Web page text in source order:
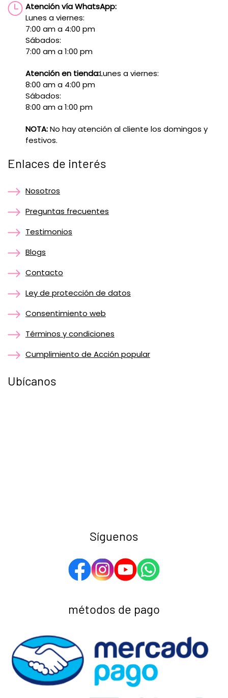
Atención vía WhatsApp:
Lunes a viernes:
7:00 am a 4:00 pm
Sábados:
7:00 am a 1:00 pm
Atención en tienda:Lunes a viernes:
8:00 am a 4:00 pm
Sábados:
8:00 am a 1:00 pm
NOTA:No hay atención al cliente los domingos y
festivos.
Enlaces de interés
Nosotros
Preguntas frecuentes
Testimonios
Blogs
Contacto
Ley de protección de datos
Consentimiento web
Términos y condiciones
Cumplimiento de Acción popular
Ubícanos
Síguenos
métodos de pago